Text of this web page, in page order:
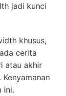
jadi kunci
khusus,
cerita
atau akhir
ini.